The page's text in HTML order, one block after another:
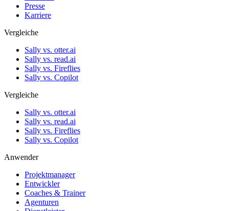
Presse
Karriere
Vergleiche
Sally vs. otter.ai
Sally vs. read.ai
Sally vs. Fireflies
Sally vs. Copilot
Vergleiche
Sally vs. otter.ai
Sally vs. read.ai
Sally vs. Fireflies
Sally vs. Copilot
Anwender
Projektmanager
Entwickler
Coaches & Trainer
Agenturen